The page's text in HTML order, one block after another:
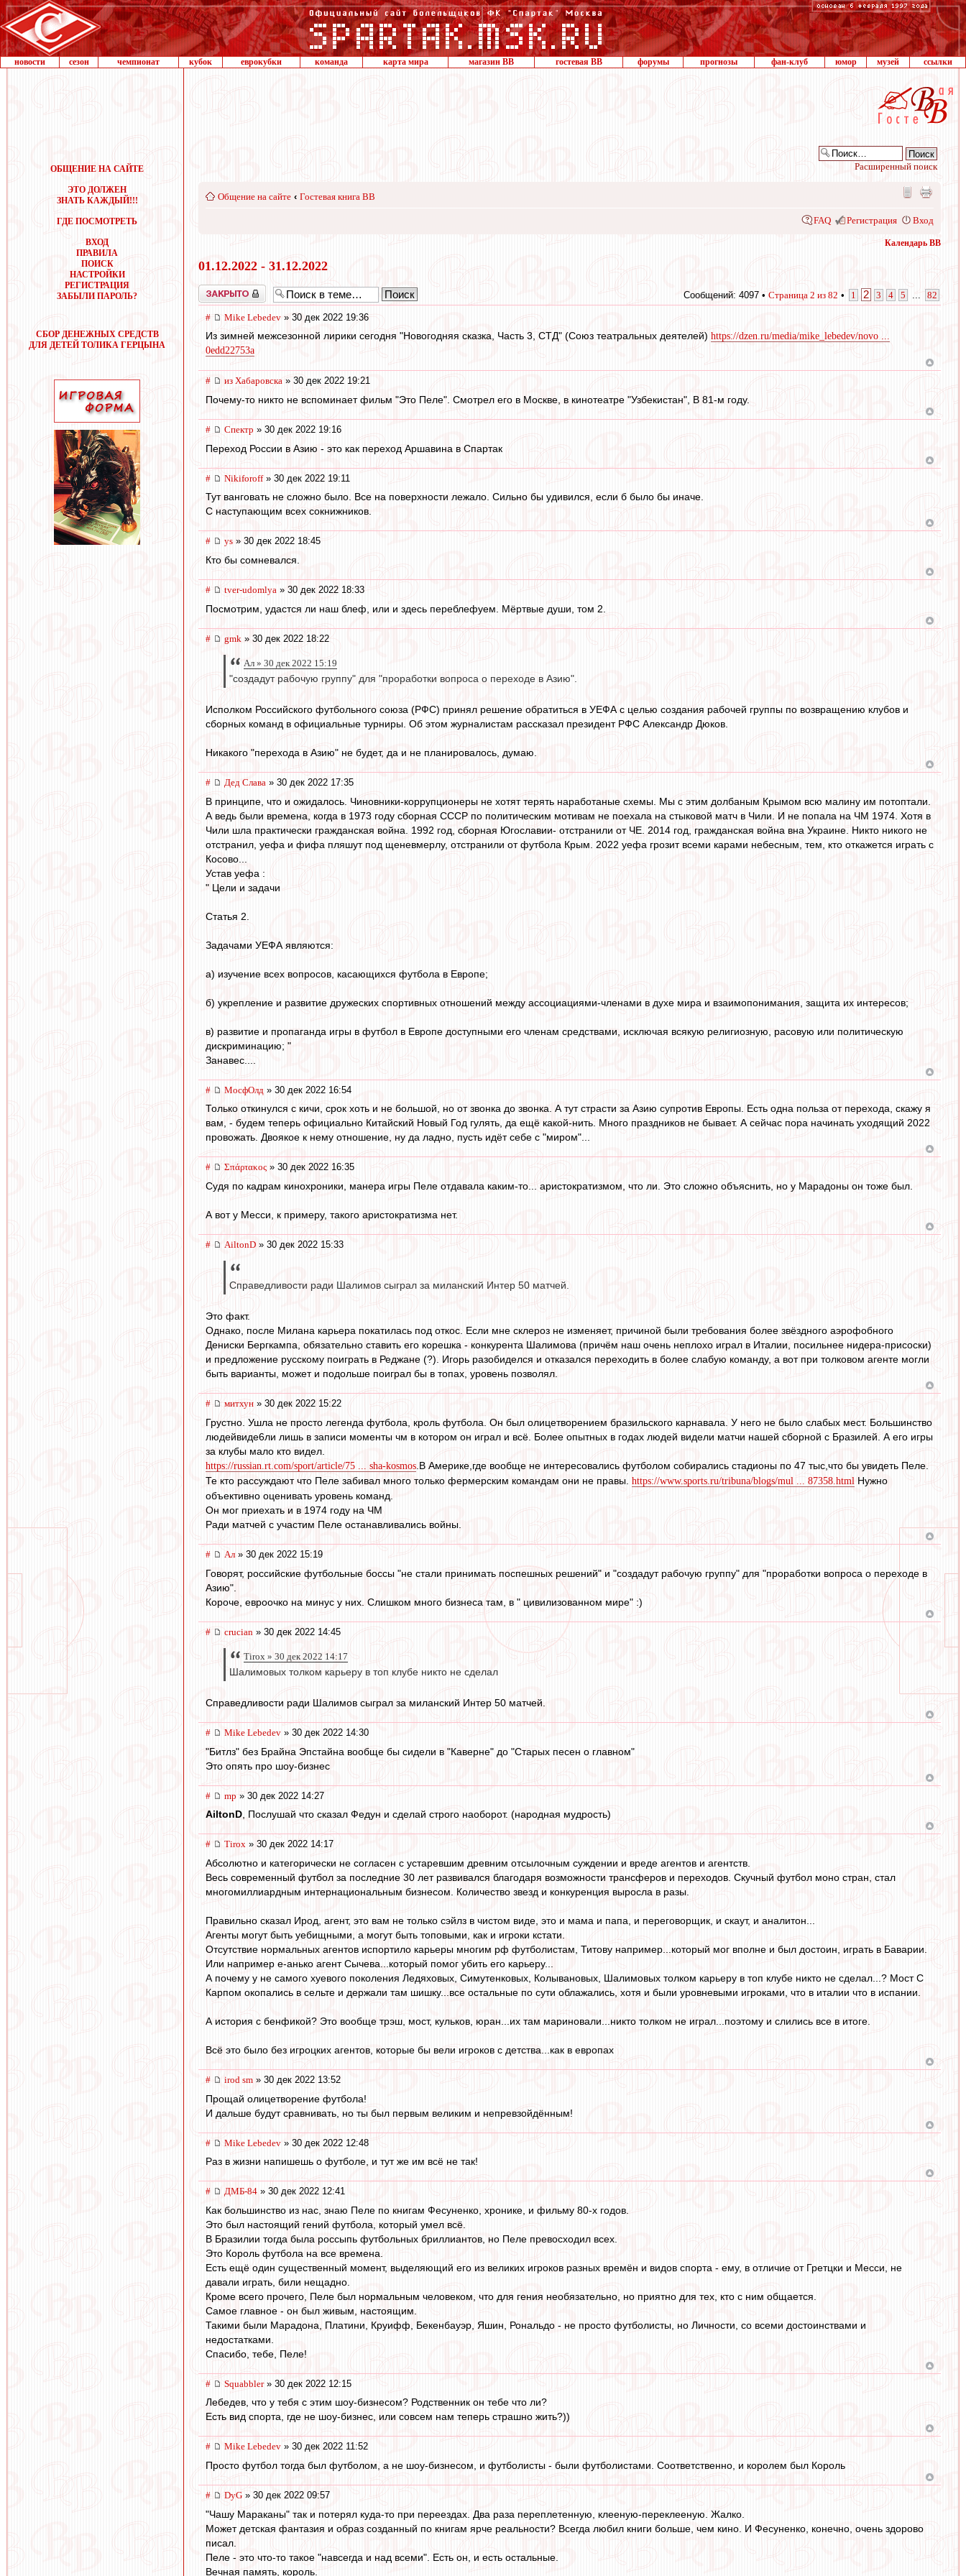
новости сезон чемпионат кубок еврокубки команда карта мира магазин ВВ гостевая ВВ форумы прогнозы фан-клуб юмор музей ссылки
ОБЩЕНИЕ НА САЙТЕ
ЭТО ДОЛЖЕН
ЗНАТЬ КАЖДЫЙ!!!
ГДЕ ПОСМОТРЕТЬ
ВХОД
ПРАВИЛА
ПОИСК
НАСТРОЙКИ
РЕГИСТРАЦИЯ
ЗАБЫЛИ ПАРОЛЬ?
СБОР ДЕНЕЖНЫХ СРЕДСТВ
ДЛЯ ДЕТЕЙ ТОЛИКА ГЕРЦЫНА
Расширенный поиск
Общение на сайте ‹ Гостевая книга ВВ
FAQ Регистрация Вход
Календарь ВВ
01.12.2022 - 31.12.2022
Закрыто Сообщений: 4097 • Страница 2 из 82 • 1 2 3 4 5 82
# Mike Lebedev » 30 дек 2022 19:36
Из зимней межсезонной лирики сегодня "Новогодняя сказка, Часть 3, СТД" (Союз театральных деятелей) https://dzen.ru/media/mike_lebedev/novo ...
0edd22753a
# из Хабаровска » 30 дек 2022 19:21
Почему-то никто не вспоминает фильм "Это Пеле". Смотрел его в Москве, в кинотеатре "Узбекистан", В 81-м году.
# Спектр » 30 дек 2022 19:16
Переход России в Азию - это как переход Аршавина в Спартак
# Nikiforoff» 30 дек 2022 19:11
Тут ванговать не сложно было. Все на поверхности лежало. Сильно бы удивился, если б было бы иначе.
С наступающим всех сокнижников.
# ys » 30 дек 2022 18:45
Кто бы сомневался.
# tver-udomlya » 30 дек 2022 18:33
Посмотрим, удастся ли наш блеф, или и здесь переблефуем. Мёртвые души, том 2.
# gmk » 30 дек 2022 18:22
Ал » 30 дек 2022 15:19
"создадут рабочую группу" для "проработки вопроса о переходе в Азию".
Исполком Российского футбольного союза (РФС) принял решение обратиться в УЕФА с целью создания рабочей группы по возвращению клубов и
сборных команд в официальные турниры. Об этом журналистам рассказал президент РФС Александр Дюков.
Никакого "перехода в Азию" не будет, да и не планировалось, думаю.
# Дед Слава » 30 дек 2022 17:35
В принципе, что и ожидалось. Чиновники-коррупционеры не хотят терять наработаные схемы. Мы с этим долбаным Крымом всю малину им потоптали.
А ведь были времена, когда в 1973 году сборная СССР по политическим мотивам не поехала на стыковой матч в Чили. И не попала на ЧМ 1974. Хотя в
Чили шла практически гражданская война. 1992 год, сборная Югославии- отстранили от ЧЕ. 2014 год, гражданская война вна Украине. Никто никого не
отстранил, уефа и фифа пляшут под щеневмерлу, отстранили от футбола Крым. 2022 уефа грозит всеми карами небесным, тем, кто откажется играть с
Косово...
Устав уефа :
" Цели и задачи
Статья 2.
Задачами УЕФА являются:
а) изучение всех вопросов, касающихся футбола в Европе;
б) укрепление и развитие дружеских спортивных отношений между ассоциациями-членами в духе мира и взаимопонимания, защита их интересов;
в) развитие и пропаганда игры в футбол в Европе доступными его членам средствами, исключая всякую религиозную, расовую или политическую
дискриминацию; "
Занавес....
# МосфОлд » 30 дек 2022 16:54
Только откинулся с кичи, срок хоть и не большой, но от звонка до звонка. А тут страсти за Азию супротив Европы. Есть одна польза от перехода, скажу я
вам, - будем теперь официально Китайский Новый Год гулять, да ещё какой-нить. Много праздников не бывает. А сейчас пора начинать уходящий 2022
провожать. Двоякое к нему отношение, ну да ладно, пусть идёт себе с "миром"...
# Σπάρτακος » 30 дек 2022 16:35
Судя по кадрам кинохроники, манера игры Пеле отдавала каким-то... аристократизмом, что ли. Это сложно объяснить, но у Марадоны он тоже был.
А вот у Месси, к примеру, такого аристократизма нет.
# AiltonD » 30 дек 2022 15:33
Справедливости ради Шалимов сыграл за миланский Интер 50 матчей.
Это факт.
Однако, после Милана карьера покатилась под откос. Если мне склероз не изменяет, причиной были требования более звёздного аэрофобного
Дениски Бергкампа, обязательно ставить его корешка - конкурента Шалимова (причём наш очень неплохо играл в Италии, посильнее нидера-присоски)
и предложение русскому поиграть в Реджане (?). Игорь разобиделся и отказался переходить в более слабую команду, а вот при толковом агенте могли
быть варианты, может и подольше поиграл бы в топах, уровень позволял.
# митхун » 30 дек 2022 15:22
Грустно. Ушла не просто легенда футбола, кроль футбола. Он был олицетворением бразильского карнавала. У него не было слабых мест. Большинство
людейвиде6ли лишь в записи моменты чм в котором он играл и всё. Более опытных в годах людей видели матчи нашей сборной с Бразилей. А его игры
за клубы мало кто видел.
https://russian.rt.com/sport/article/75 ... sha-kosmos .В Америке,где вообще не интересовались футболом собирались стадионы по 47 тыс,что бы увидеть Пеле.
Те кто рассуждают что Пеле забивал много только фермерским командам они не правы. https://www.sports.ru/tribuna/blogs/mul ... 87358.html Нужно
объективно оценивать уровень команд.
Он мог приехать и в 1974 году на ЧМ
Ради матчей с участим Пеле останавливались войны.
# Ал » 30 дек 2022 15:19
Говорят, российские футбольные боссы "не стали принимать поспешных решений" и "создадут рабочую группу" для "проработки вопроса о переходе в
Азию".
Короче, евроочко на минус у них. Слишком много бизнеса там, в " цивилизованном мире" :)
# crucian » 30 дек 2022 14:45
Tirox » 30 дек 2022 14:17
Шалимовых толком карьеру в топ клубе никто не сделал
Справедливости ради Шалимов сыграл за миланский Интер 50 матчей.
# Mike Lebedev » 30 дек 2022 14:30
"Битлз" без Брайна Эпстайна вообще бы сидели в "Каверне" до "Старых песен о главном"
Это опять про шоу-бизнес
# mp » 30 дек 2022 14:27
AiltonD, Послушай что сказал Федун и сделай строго наоборот. (народная мудрость)
# Tirox » 30 дек 2022 14:17
Абсолютно и категорически не согласен с устаревшим древним отсылочным суждении и вреде агентов и агентств.
Весь современный футбол за последние 30 лет развивался благодаря возможности трансферов и переходов. Скучный футбол моно стран, стал
многомиллиардным интернациональным бизнесом. Количество звезд и конкуренция выросла в разы.
Правильно сказал Ирод, агент, это вам не только сэйлз в чистом виде, это и мама и папа, и переговорщик, и скаут, и аналитон...
Агенты могут быть уебищными, а могут быть топовыми, как и игроки кстати.
Отсутствие нормальных агентов испортило карьеры многим рф футболистам, Титову например...который мог вполне и был достоин, играть в Баварии.
Или например е-анько агент Сычева...который помог убить его карьеру...
А почему у не самого хуевого поколения Ледяховых, Симутенковых, Колывановых, Шалимовых толком карьеру в топ клубе никто не сделал...? Мост С
Карпом окопались в сельте и держали там шишку...все остальные по сути облажались, хотя и были уровневыми игроками, что в италии что в испании.
А история с бенфикой? Это вообще трэш, мост, кульков, юран...их там мариновали...никто толком не играл...поэтому и слились все в итоге.
Всё это было без игроцких агентов, которые бы вели игроков с детства...как в европах
# irod sm » 30 дек 2022 13:52
Прощай олицетворение футбола!
И дальше будут сравнивать, но ты был первым великим и непревзойдённым!
# Mike Lebedev » 30 дек 2022 12:48
Раз в жизни напишешь о футболе, и тут же им всё не так!
# ДМБ-84 » 30 дек 2022 12:41
Как большинство из нас, знаю Пеле по книгам Фесуненко, хронике, и фильму 80-х годов.
Это был настоящий гений футбола, который умел всё.
В Бразилии тогда была россыпь футбольных бриллиантов, но Пеле превосходил всех.
Это Король футбола на все времена.
Есть ещё один существенный момент, выделяющий его из великих игроков разных времён и видов спорта - ему, в отличие от Гретцки и Месси, не
давали играть, били нещадно.
Кроме всего прочего, Пеле был нормальным человеком, что для гения необязательно, но приятно для тех, кто с ним общается.
Самое главное - он был живым, настоящим.
Такими были Марадона, Платини, Круифф, Бекенбауэр, Яшин, Рональдо - не просто футболисты, но Личности, со всеми достоинствами и
недостатками.
Спасибо, тебе, Пеле!
# Squabbler» 30 дек 2022 12:15
Лебедев, что у тебя с этим шоу-бизнесом? Родственник он тебе что ли?
Есть вид спорта, где не шоу-бизнес, или совсем нам теперь страшно жить?))
# Mike Lebedev » 30 дек 2022 11:52
Просто футбол тогда был футболом, а не шоу-бизнесом, и футболисты - были футболистами. Соответственно, и королем был Король
# DyG » 30 дек 2022 09:57
"Чашу Мараканы" так и потерял куда-то при переездах. Два раза переплетенную, клееную-переклееную. Жалко.
Может детская фантазия и образ созданный по книгам ярче реальности? Всегда любил книги больше, чем кино. И Фесуненко, конечно, очень здорово
писал.
Пеле - это что-то такое "навсегда и над всеми". Есть он, и есть остальные.
Вечная память, король.